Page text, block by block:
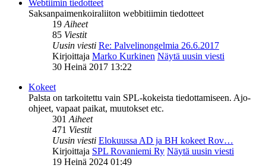
Webtiimin tiedotteet
Saksanpaimenkoiraliiton webbitiimin tiedotteet
19Aiheet
85 Viestit
Uusin viesti Re: Palvelinongelmia 26.6.2017
Kirjoittaja Marko Kurkinen Näytä uusin viesti
30 Heinä 2017 13:22
Kokeet
Palsta on tarkoitettu vain SPL-kokeista tiedottamiseen. Ajo-
ohjeet, vapaat paikat, muutokset etc.
301Aiheet
471 Viestit
Uusin viesti Elokuussa AD ja BH kokeet Rov…
Kirjoittaja SPL Rovaniemi Ry Näytä uusin viesti
19 Heinä 2024 01:49